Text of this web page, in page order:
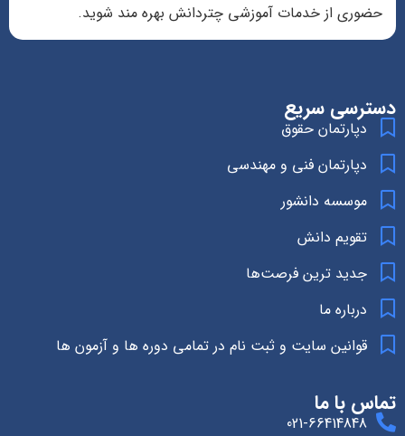
حضوری از خدمات آموزشی چتردانش بهره مند شوید.
دسترسی سریع
دپارتمان حقوق
دپارتمان فنی و مهندسی
موسسه دانشور
تقویم دانش
جدید ترین فرصت‌ها
درباره ما
قوانین سایت و ثبت نام در تمامی دوره ها و آزمون ها
تماس با ما
021-66414848